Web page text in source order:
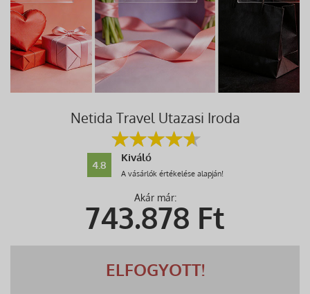
Netida Travel Utazasi Iroda
4.8
Kiváló
A vásárlók értékelése alapján!
Akár már:
743.878 Ft
ELFOGYOTT!